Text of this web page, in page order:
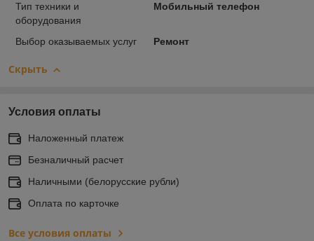
Тип техники и
оборудования
Мобильный телефон
Выбор оказываемых услуг Ремонт
Скрыть
Условия оплаты
Наложенный платеж
Безналичный расчет
Наличными (белорусские рубли)
Оплата по карточке
Все условия оплаты